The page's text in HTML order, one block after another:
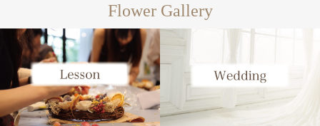
Flower Gallery